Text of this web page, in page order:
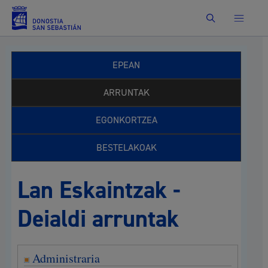
Bilatu
EPEAN
ARRUNTAK
EGONKORTZEA
BESTELAKOAK
Lan Eskaintzak -
Deialdi arruntak
Administraria